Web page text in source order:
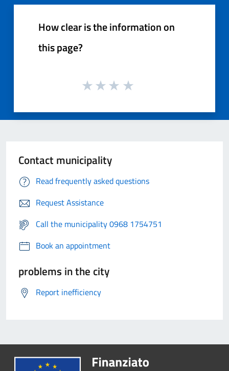
How clear is the information on
this page?
Contact municipality
Read frequently asked questions
Request Assistance
Call the municipality 0968 1754751
Book an appointment
problems in the city
Report inefficiency